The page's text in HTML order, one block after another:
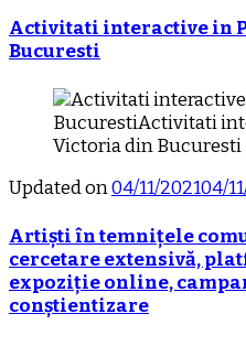
Activitati interactive in
Bucuresti
Updated on04/11/202104/
Artiști în temnițele
cercetare extensivă,
expoziție online,
conștientizare